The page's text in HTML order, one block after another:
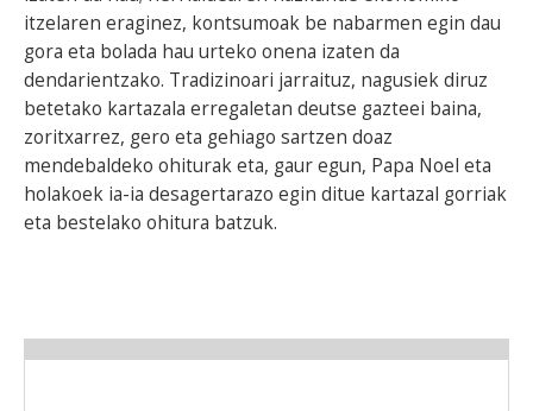
itzelaren eraginez, kontsumoak be nabarmen egin dau
gora eta bolada hau urteko onena izaten da
dendarientzako. Tradizinoari jarraituz, nagusiek diruz
betetako kartazala erregaletan deutse gazteei baina,
zoritxarrez, gero eta gehiago sartzen doaz
mendebaldeko ohiturak eta, gaur egun, Papa Noel eta
holakoek ia-ia desagertarazo egin ditue kartazal gorriak
eta bestelako ohitura batzuk.